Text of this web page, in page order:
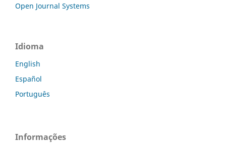
Open Journal Systems
Idioma
English
Español
Português
Informações